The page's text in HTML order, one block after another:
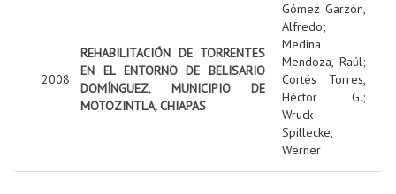
2008
REHABILITACIÓN DE TORRENTES
EN EL ENTORNO DE BELISARIO
DOMÍNGUEZ, MUNICIPIO DE
MOTOZINTLA, CHIAPAS
Gómez Garzón,
Alfredo;
Medina
Mendoza, Raúl;
Cortés Torres,
Héctor G.;
Wruck
Spillecke,
Werner